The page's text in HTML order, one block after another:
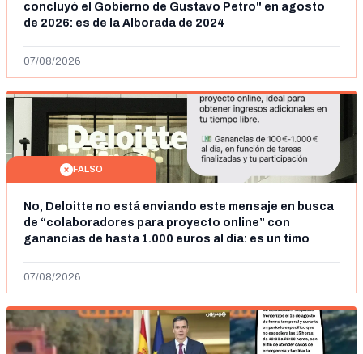
concluyó el Gobierno de Gustavo Petro" en agosto
de 2026: es de la Alborada de 2024
07/08/2026
FALSO
No, Deloitte no está enviando este mensaje en busca
de “colaboradores para proyecto online” con
ganancias de hasta 1.000 euros al día: es un timo
07/08/2026